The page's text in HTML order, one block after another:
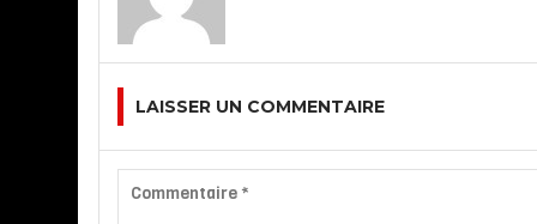
LAISSER UN COMMENTAIRE